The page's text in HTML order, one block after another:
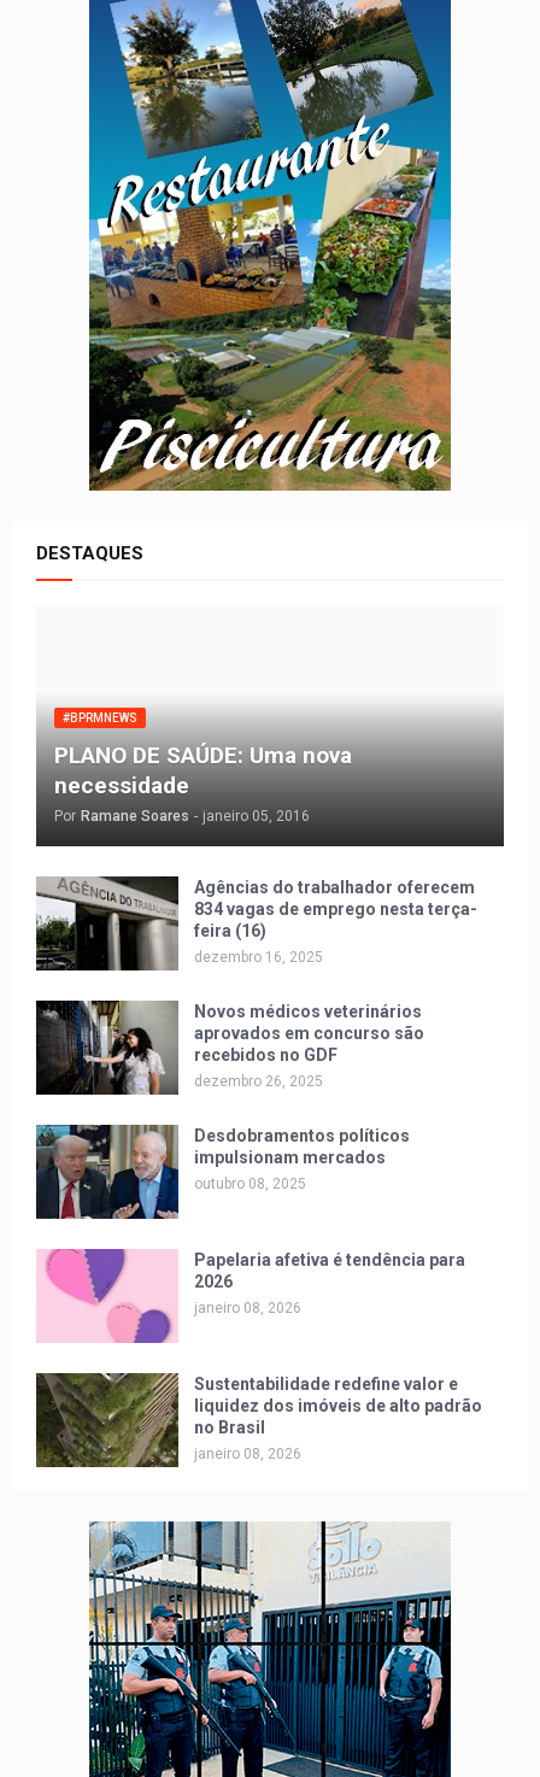
DESTAQUES
#BPRMNEWS
PLANO DE SAÚDE: Uma nova
necessidade
Por Ramane Soares - janeiro 05, 2016
Agências do trabalhador oferecem
834 vagas de emprego nesta terça-
feira (16)
dezembro 16, 2025
Novos médicos veterinários
aprovados em concurso são
recebidos no GDF
dezembro 26, 2025
Desdobramentos políticos
impulsionam mercados
outubro 08, 2025
Papelaria afetiva é tendência para
2026
janeiro 08, 2026
Sustentabilidade redefine valor e
liquidez dos imóveis de alto padrão
no Brasil
janeiro 08, 2026